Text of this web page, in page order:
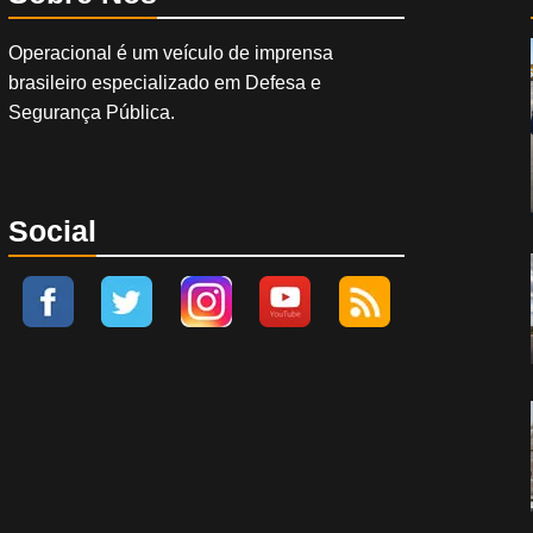
Operacional é um veículo de imprensa
brasileiro especializado em Defesa e
Segurança Pública.
Social